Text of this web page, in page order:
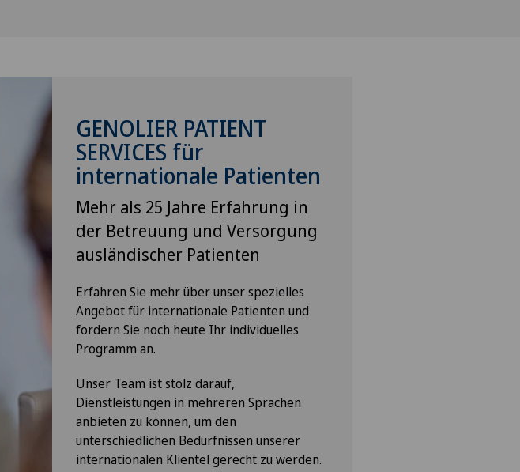
GENOLIER PATIENT
SERVICES für
internationale Patienten
Mehr als 25 Jahre Erfahrung in
der Betreuung und Versorgung
ausländischer Patienten
Erfahren Sie mehr über unser spezielles
Angebot für internationale Patienten und
fordern Sie noch heute Ihr individuelles
Programm an.
Unser Team ist stolz darauf,
Dienstleistungen in mehreren Sprachen
anbieten zu können, um den
unterschiedlichen Bedürfnissen unserer
internationalen Klientel gerecht zu werden.